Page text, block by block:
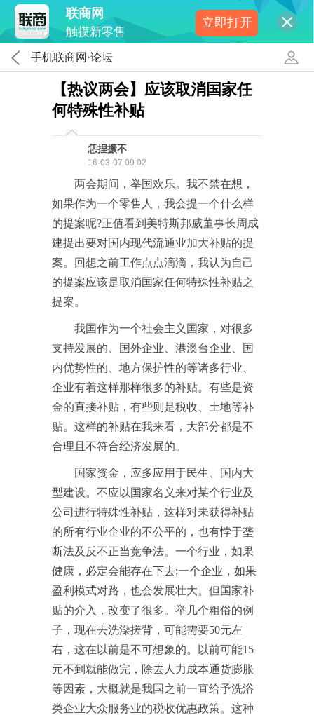
联商网
触摸新零售
立即打开
手机联商网·论坛
【热议两会】应该取消国家任
何特殊性补贴
恁捏撅不
16-03-07 09:02
两会期间，举国欢乐。我不禁在想，
如果作为一个零售人，我会提一个什么样
的提案呢?正值看到美特斯邦威董事长周成
建提出要对国内现代流通业加大补贴的提
案。回想之前工作点点滴滴，我认为自己
的提案应该是取消国家任何特殊性补贴之
提案。
我国作为一个社会主义国家，对很多
支持发展的、国外企业、港澳台企业、国
内优势性的、地方保护性的等诸多行业、
企业有着这样那样很多的补贴。有些是资
金的直接补贴，有些则是税收、土地等补
贴。这样的补贴在我来看，大部分都是不
合理且不符合经济发展的。
国家资金，应多应用于民生、国内大
型建设。不应以国家名义来对某个行业及
公司进行特殊性补贴，这样对未获得补贴
的所有行业企业的不公平的，也有悖于垄
断法及反不正当竞争法。一个行业，如果
健康，必定会能存在下去;一个企业，如果
盈利模式对路，也会发展壮大。但国家补
贴的介入，改变了很多。举几个粗俗的例
子，现在去洗澡搓背，可能需要50元左
右，这在以前是不可想象的。以前可能15
元不到就能做完，除去人力成本通货膨胀
等因素，大概就是我国之前一直给予洗浴
类企业大众服务业的税收优惠政策。这种